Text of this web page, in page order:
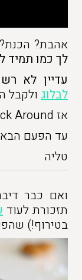
אהבת?
לך כמו תמיד
עדיין לא
לבלוג ולקבל
אז Stick Around,
עד הפעם
טליה
ואם כבר
תזכורת לעוד
בטירוף!)